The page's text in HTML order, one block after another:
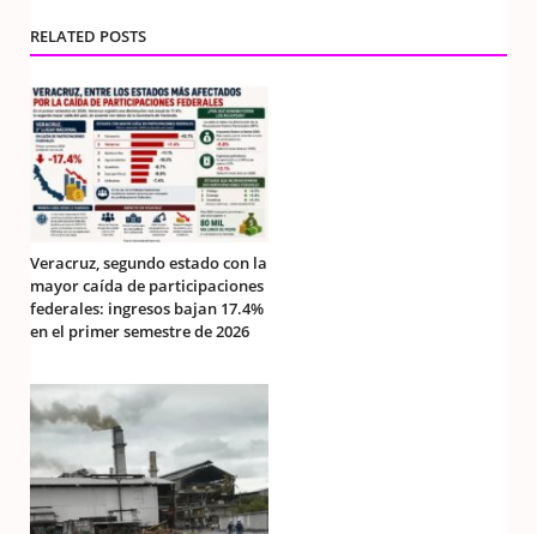
RELATED POSTS
Veracruz, segundo estado con la
mayor caída de participaciones
federales: ingresos bajan 17.4%
en el primer semestre de 2026